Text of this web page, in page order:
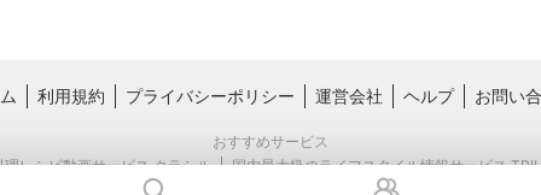
利用規約 プライバシーポリシー 運営会社 ヘルプ お問い
おすすめサービス
理レシピ動画サービス クラシル
国内最大級のライフスタイル情報サービス